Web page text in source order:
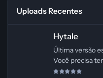
Uploads Recentes
Hytale
Última versão
Você precisa